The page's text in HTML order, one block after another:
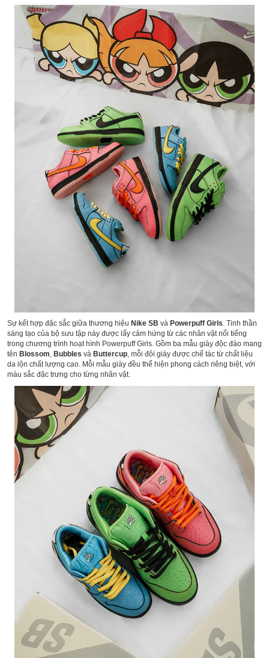
Sự kết hợp đặc sắc giữa thương hiệu Nike SB và Powerpuff Girls . Tinh thần
sáng tạo của bộ sưu tập này được lấy cảm hứng từ các nhân vật nổi tiếng
trong chương trình hoạt hình Powerpuff Girls. Gồm ba mẫu giày độc đáo mang
tên Blossom Bubbles và Buttercup , mỗi đôi giày được chế tác từ chất liệu
da lộn chất lượng cao. Mỗi mẫu giày đều thể hiện phong cách riêng biệt, với
màu sắc đặc trưng cho từng nhân vật.